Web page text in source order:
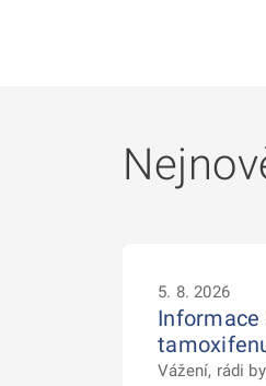
5. 8. 2026
Vážení, rádi